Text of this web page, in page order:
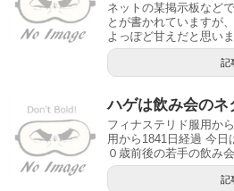
ネットの某掲示板など
とが書かれていますが
よっぽど甘えだと思い
記
ハゲは飲み会のネ
フィナステリド服用か
用から1841日経過 今日
０歳前後の若手の飲み
記